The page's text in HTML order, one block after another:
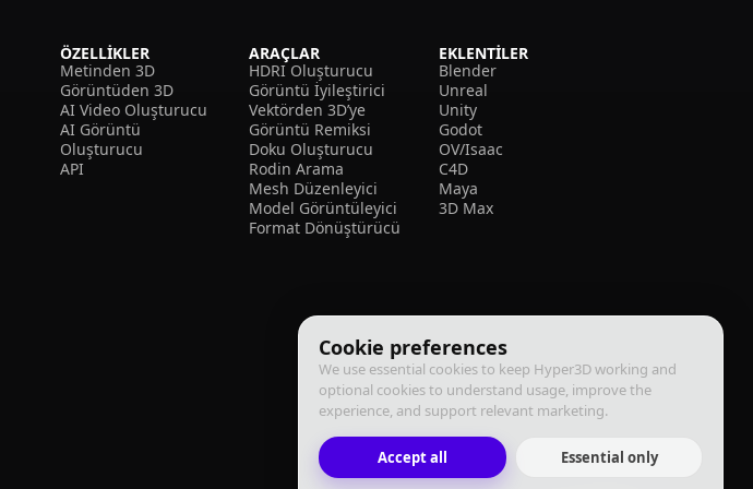
Cookie preferences
We use essential cookies to keep Hyper3D working and
optional cookies to understand usage, improve the
experience, and support relevant marketing.
Accept all Essential only
ÖZELLIKLER
Metinden 3D
Görüntüden 3D
AI Video Oluşturucu
AI Görüntü
Oluşturucu
API
ARAÇLAR
HDRI Oluşturucu
Görüntü İyileştirici
Vektörden 3D’ye
Görüntü Remiksi
Doku Oluşturucu
Rodin Arama
Mesh Düzenleyici
Model Görüntüleyici
Format Dönüştürücü
EKLENTILER
Blender
Unreal
Unity
Godot
OV/Isaac
C4D
Maya
3D Max